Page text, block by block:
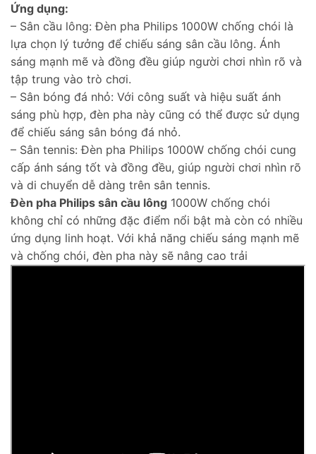
Ứng dụng:
– Sân cầu lông: Đèn pha Philips 1000W chống chói là
lựa chọn lý tưởng để chiếu sáng sân cầu lông. Ánh
sáng mạnh mẽ và đồng đều giúp người chơi nhìn rõ và
tập trung vào trò chơi.
– Sân bóng đá nhỏ: Với công suất và hiệu suất ánh
sáng phù hợp, đèn pha này cũng có thể được sử dụng
để chiếu sáng sân bóng đá nhỏ.
– Sân tennis: Đèn pha Philips 1000W chống chói cung
cấp ánh sáng tốt và đồng đều, giúp người chơi nhìn rõ
và di chuyển dễ dàng trên sân tennis.
Đèn pha Philips sân cầu lông 1000W chống chói
không chỉ có những đặc điểm nổi bật mà còn có nhiều
ứng dụng linh hoạt. Với khả năng chiếu sáng mạnh mẽ
và chống chói, đèn pha này sẽ nâng cao trải